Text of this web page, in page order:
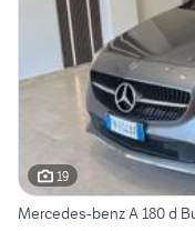
19
Mercedes-benz A 180 d